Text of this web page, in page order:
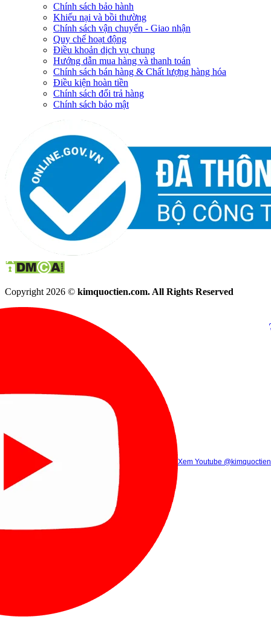
Chính sách bảo hành
Khiếu nại và bồi thường
Chính sách vận chuyển - Giao nhận
Quy chế hoạt động
Điều khoản dịch vụ chung
Hướng dẫn mua hàng và thanh toán
Chính sách bán hàng & Chất lượng hàng hóa
Điều kiện hoàn tiền
Chính sách đổi trả hàng
Chính sách bảo mật
Copyright 2026 © kimquoctien.com. All Rights Reserved
Xem Tik Tok
(8h00 - 21h30)
(8h00 -
Gọi điện (8h00 - 21h30)
Xem Youtube @kimquoctien